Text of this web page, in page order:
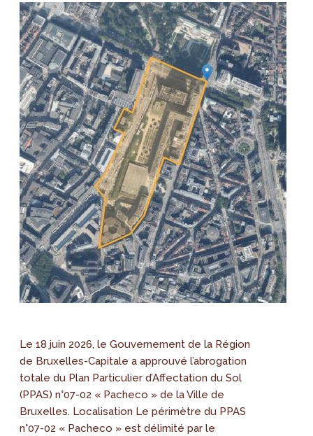
Le 18 juin 2026, le Gouvernement de la Région
de Bruxelles-Capitale a approuvé l’abrogation
totale du Plan Particulier d’Affectation du Sol
(PPAS) n°07-02 « Pacheco » de la Ville de
Bruxelles. Localisation Le périmètre du PPAS
n°07-02 « Pacheco » est délimité par le